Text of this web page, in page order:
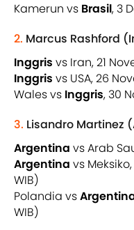
Kamerun vs Brasil, 3
2. Marcus Rashford
Inggris vs Iran, 21
Inggris vs USA, 26
Wales vs Inggris, 30
3. Lisandro Martinez
Argentina vs Arab
Argentina vs
WIB)
Polandia vs
WIB)